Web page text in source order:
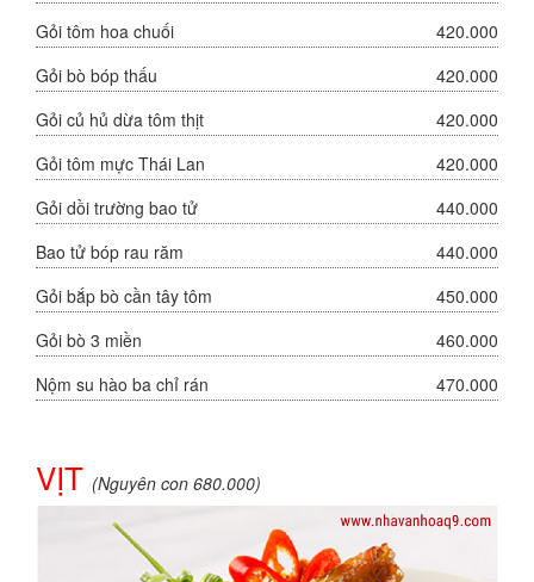
Gỏi tôm hoa chuối
420.000
Gỏi bò bóp thấu
420.000
Gỏi củ hủ dừa tôm thịt
420.000
Gỏi tôm mực Thái Lan
420.000
Gỏi dồi trường bao tử
440.000
Bao tử bóp rau răm
440.000
Gỏi bắp bò cần tây tôm
450.000
Gỏi bò 3 miền
460.000
Nộm su hào ba chỉ rán
470.000
VỊT (Nguyên con 680.000)